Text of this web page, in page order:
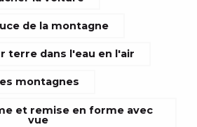
de la montagne
terre dans l'eau en l'air
montagnes
et remise en forme avec
vue